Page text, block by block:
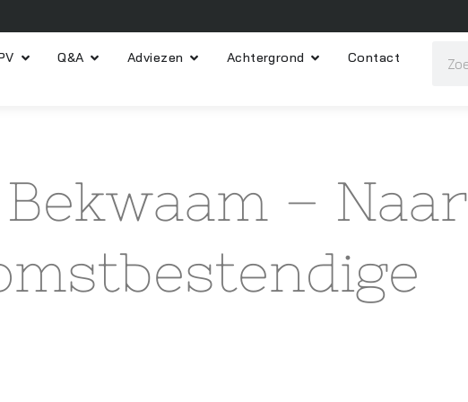
Q&A Adviezen Achtergrond Contact
– Naar